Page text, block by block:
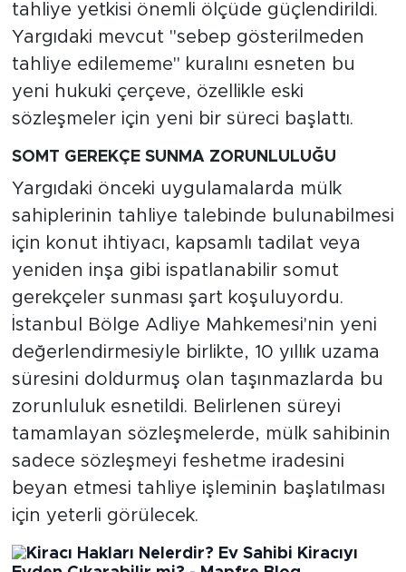
tahliye yetkisi önemli ölçüde güçlendirildi.
Yargıdaki mevcut "sebep gösterilmeden
tahliye edilememe" kuralını esneten bu
yeni hukuki çerçeve, özellikle eski
sözleşmeler için yeni bir süreci başlattı.
SOMT GEREKÇE SUNMA ZORUNLULUĞU
Yargıdaki önceki uygulamalarda mülk
sahiplerinin tahliye talebinde bulunabilmesi
için konut ihtiyacı, kapsamlı tadilat veya
yeniden inşa gibi ispatlanabilir somut
gerekçeler sunması şart koşuluyordu.
İstanbul Bölge Adliye Mahkemesi'nin yeni
değerlendirmesiyle birlikte, 10 yıllık uzama
süresini doldurmuş olan taşınmazlarda bu
zorunluluk esnetildi. Belirlenen süreyi
tamamlayan sözleşmelerde, mülk sahibinin
sadece sözleşmeyi feshetme iradesini
beyan etmesi tahliye işleminin başlatılması
için yeterli görülecek.